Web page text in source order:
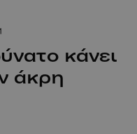
κάνει
άκρη